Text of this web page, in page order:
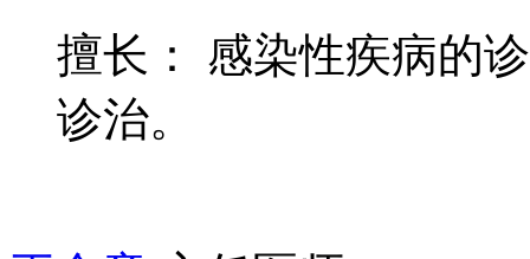
擅长： 感染性疾病的
诊治。